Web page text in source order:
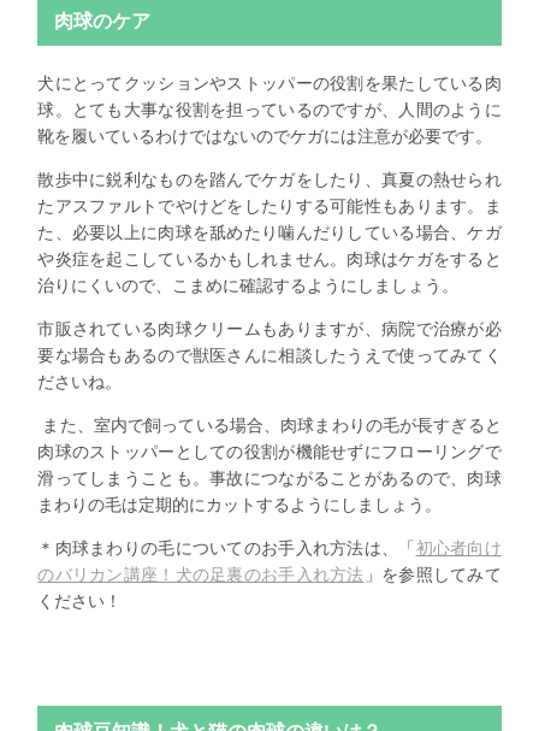
肉球のケア
犬にとってクッションやストッパーの役割を果たしている肉
球。とても大事な役割を担っているのですが、人間のように
靴を履いているわけではないのでケガには注意が必要です。
散歩中に鋭利なものを踏んでケガをしたり、真夏の熱せられ
たアスファルトでやけどをしたりする可能性もあります。ま
た、必要以上に肉球を舐めたり噛んだりしている場合、ケガ
や炎症を起こしているかもしれません。肉球はケガをすると
治りにくいので、こまめに確認するようにしましょう。
市販されている肉球クリームもありますが、病院で治療が必
要な場合もあるので獣医さんに相談したうえで使ってみてく
ださいね。
また、室内で飼っている場合、肉球まわりの毛が長すぎると
肉球のストッパーとしての役割が機能せずにフローリングで
滑ってしまうことも。事故につながることがあるので、肉球
まわりの毛は定期的にカットするようにしましょう。
＊肉球まわりの毛についてのお手入れ方法は、「 初心者向け
のバリカン講座！犬の足裏のお手入れ方法 」を参照してみて
ください！